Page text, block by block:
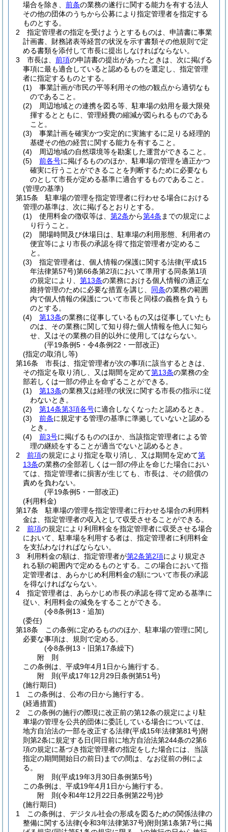
場合を除き、 前条の業務の遂行に関する能力を有する法人
その他の団体のうちから公募により指定管理者を指定する
ものとする。
2
指定管理者の指定を受けようとするものは、申請書に事業
計画書、財務諸表等経営の状況を示す書類その他規則で定
める書類を添付して市長に提出しなければならない。
3
市長は、 前項の申請書の提出があったときは、次に掲げる
事項に最も適合していると認めるものを選定し、指定管理
者に指定するものとする。
(1)
事業計画が市民の平等利用その他の観点から適切なも
のであること。
(2)
周辺地域との連携を図る等、駐車場の効用を最大限発
揮するとともに、管理経費の縮減が図られるものである
こと。
(3)
事業計画を確実かつ安定的に実施するに足りる経理的
基礎その他の経営に関する能力を有すること。
(4)
周辺地域の自然環境等を勘案した運営ができること。
(5)
前各号に掲げるもののほか、駐車場の管理を適正かつ
確実に行うことができることを判断するために必要なも
のとして市長が定める基準に適合するものであること。
(管理の基準)
第15条
駐車場の管理を指定管理者に行わせる場合における
管理の基準は、次に掲げるとおりとする。
(1)
使用料金の徴収等は、 第2条から第4条 までの規定によ
り行うこと。
(2)
開場時間及び休場日は、駐車場の利用形態、利用者の
便宜等により市長の承認を得て指定管理者が定めるこ
と。
(3)
指定管理者は、個人情報の保護に関する法律(平成15
年法律第57号)第66条第2項において準用する同条第1項
の規定により、 第13条の業務における個人情報の適正な
維持管理のために必要な措置を講じ、 同条の業務の範囲
内で個人情報の保護について市長と同様の義務を負うも
のとする。
(4)
第13条の業務に従事しているもの又は従事していたも
のは、その業務に関して知り得た個人情報を他人に知ら
せ、又はその業務の目的以外に使用してはならない。
(平19条例5・令4条例22・一部改正)
(指定の取消し等)
第16条
市長は、指定管理者が次の事項に該当するときは、
その指定を取り消し、又は期間を定めて第13条の業務の全
部若しくは一部の停止を命ずることができる。
(1)
第13条の業務又は経理の状況に関する市長の指示に従
わないとき。
(2)
第14条第3項各号に適合しなくなったと認めるとき。
(3)
前条に規定する管理の基準に準拠していないと認める
とき。
(4)
前3号に掲げるもののほか、当該指定管理者による管
理の継続をすることが適当でないと認めるとき。
2
前項の規定により指定を取り消し、又は期間を定めて第
13条の業務の全部若しくは一部の停止を命じた場合におい
ては、指定管理者に損害が生じても、市長は、その賠償の
責めを負わない。
(平19条例5・一部改正)
(利用料金)
第17条
駐車場の管理を指定管理者に行わせる場合の利用料
金は、指定管理者の収入として収受させることができる。
2
前項の規定により利用料金を指定管理者に収受させる場合
において、駐車場を利用する者は、指定管理者に利用料金
を支払わなければならない。
3
利用料金の額は、指定管理者が第2条第2項により規定さ
れる額の範囲内で定めるものとする。
この場合において指
定管理者は、あらかじめ利用料金の額について市長の承認
を得なければならない。
4
指定管理者は、あらかじめ市長の承認を得て定める基準に
従い、利用料金の減免をすることができる。
(令8条例13・追加)
(委任)
第18条
この条例に定めるもののほか、駐車場の管理に関し
必要な事項は、規則で定める。
(令8条例13・旧第17条繰下)
附 則
この条例は、平成9年4月1日から施行する。
附 則(平成17年12月29日条例第51号)
(施行期日)
1
この条例は、公布の日から施行する。
(経過措置)
2
この条例の施行の際現に改正前の第12条の規定により駐
車場の管理を公共的団体に委託している場合については、
地方自治法の一部を改正する法律(平成15年法律第81号)附
則第2条に規定する日(同日前に地方自治法第244条の2第6
項の規定に基づき指定管理者の指定をした場合には、当該
指定の期間開始日の前日) までの間は、なお従前の例によ
る。
附 則(平成19年3月30日条例第5号)
この条例は、平成19年4月1日から施行する。
附 則(令和4年12月22日条例第22号)抄
(施行期日)
1
この条例は、デジタル社会の形成を図るための関係法律の
整備に関する法律(令和3年法律第37号)附則第1条第7号に掲